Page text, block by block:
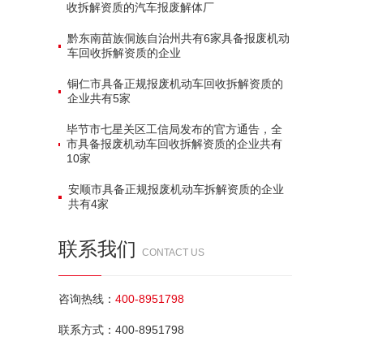
收拆解资质的汽车报废解体厂
黔东南苗族侗族自治州共有‌6家‌具备报废机动
车回收拆解资质的企业
铜仁市具备正规报废机动车回收拆解资质的
企业共有‌5家‌
毕节市七星关区工信局发布的官方通告，全
市具备报废机动车回收拆解资质的企业共有‌
10家‌
安顺市具备正规报废机动车拆解资质的企业
共有‌4家‌
联系我们 CONTACT US
咨询热线： 400-8951798
联系方式：400-8951798